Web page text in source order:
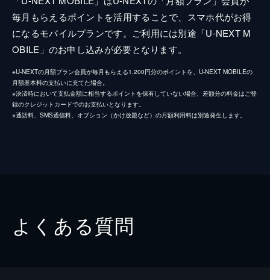
毎月もらえるポイントを活用することで、スマホ代がお得
になるモバイルプランです。ご利用には別途「U-NEXT M
OBILE」のお申し込みが必要となります。
※U-NEXTの月額プラン会員が毎月もらえる1,200円分のポイントを、U-NEXT MOBILEの
月額基本料の支払いに充てた場合。
※決済時において支払金額に相当するポイントを保有していない場合、差額分の料金はご登
録のクレジットカードでのお支払いとなります。
※通話料、SMS通信料、オプション（かけ放題など）の月額利用料は別途発生します。
よくある質問